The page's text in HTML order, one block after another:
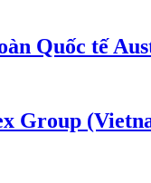
Quốc tế
Group